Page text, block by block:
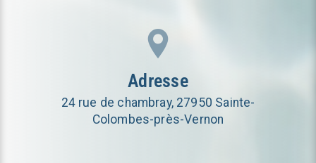
Adresse
24 rue de chambray, 27950 Sainte-
Colombes-près-Vernon